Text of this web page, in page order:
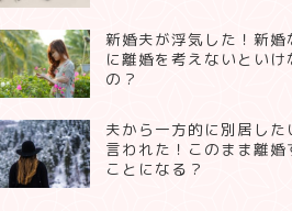
新婚夫が浮気した！新婚
に離婚を考えないといけ
の？
夫から一方的に別居した
言われた！このまま離婚
ことになる？